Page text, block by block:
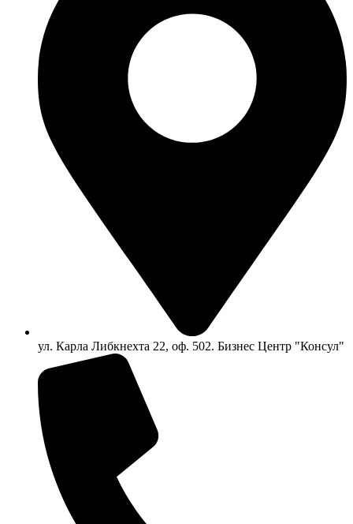
ул. Карла Либкнехта 22, оф. 502. Бизнес Центр "Консул"